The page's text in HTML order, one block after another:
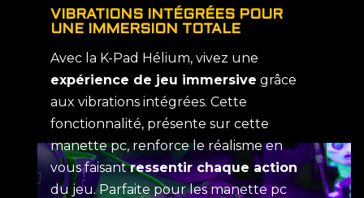
VIBRATIONS INTÉGRÉES POUR
UNE IMMERSION TOTALE
Avec la K-Pad Hélium, vivez une
expérience de jeu immersive grâce
aux vibrations intégrées. Cette
fonctionnalité, présente sur cette
manette pc, renforce le réalisme en
vous faisantressentir chaque action
du jeu. Parfaite pour les manette pc